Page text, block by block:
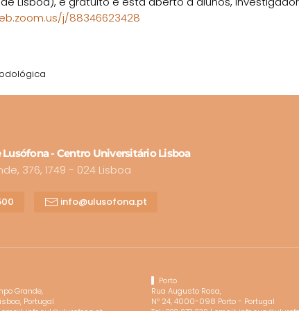
j/88346623428
Lusófona - Centro Universitário Lisboa
376, 1749 - 024 Lisboa
info@ulusofona.pt
Grande,
Portugal
Porto
Rua Augusto Rosa,
Nº 24, 4000-098 Porto - Portugal